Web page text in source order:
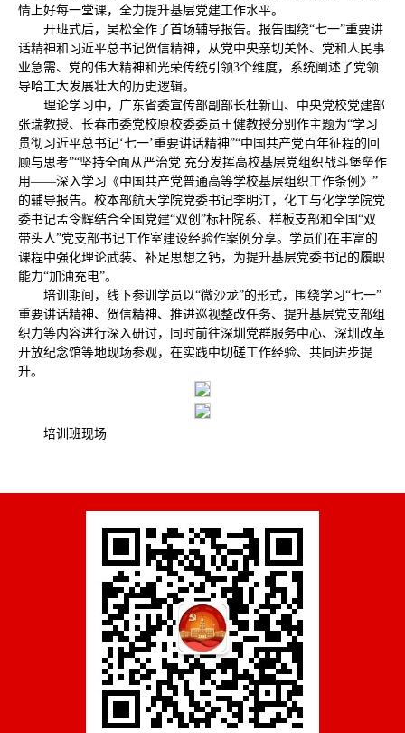
情上好每一堂课，全力提升基层党建工作水平。
开班式后，吴松全作了首场辅导报告。报告围绕“七一”重要讲
话精神和习近平总书记贺信精神，从党中央亲切关怀、党和人民事
业急需、党的伟大精神和光荣传统引领3个维度，系统阐述了党领
导哈工大发展壮大的历史逻辑。
理论学习中，广东省委宣传部副部长杜新山、中央党校党建部
张瑞教授、长春市委党校原校委委员王健教授分别作主题为“学习
贯彻习近平总书记‘七一’重要讲话精神”“中国共产党百年征程的回
顾与思考”“坚持全面从严治党 充分发挥高校基层党组织战斗堡垒作
用——深入学习《中国共产党普通高等学校基层组织工作条例》”
的辅导报告。校本部航天学院党委书记李明江，化工与化学学院党
委书记孟令辉结合全国党建“双创”标杆院系、样板支部和全国“双
带头人”党支部书记工作室建设经验作案例分享。学员们在丰富的
课程中强化理论武装、补足思想之钙，为提升基层党委书记的履职
能力“加油充电”。
培训期间，线下参训学员以“微沙龙”的形式，围绕学习“七一”
重要讲话精神、贺信精神、推进巡视整改任务、提升基层党支部组
织力等内容进行深入研讨，同时前往深圳党群服务中心、深圳改革
开放纪念馆等地现场参观，在实践中切磋工作经验、共同进步提
升。
培训班现场